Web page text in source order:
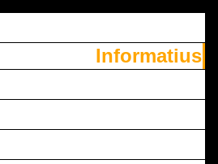
Informatius